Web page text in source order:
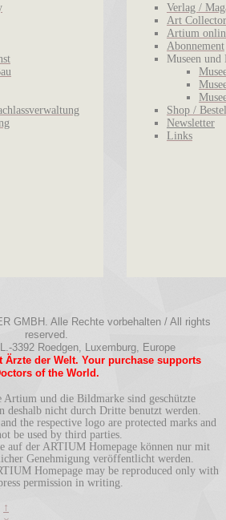
Verlag /
Art
Artium
Abonnement
Museen und
Shop /
Newsletter
Links
GMBH. Alle Rechte vorbehalten / All rights
reserved.
3392 Roedgen, Luxemburg, Europe
der Welt. Your purchase supports
of the World.
Artium und die Bildmarke sind geschützte
deshalb nicht durch Dritte benutzt werden.
the respective logo are protected marks and
be used by third parties.
auf der ARTIUM Homepage können nur mit
Genehmigung veröffentlicht werden.
Homepage may be reproduced only with
permission in writing.
↑